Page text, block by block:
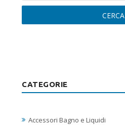
CERCA
CATEGORIE
Accessori Bagno e Liquidi